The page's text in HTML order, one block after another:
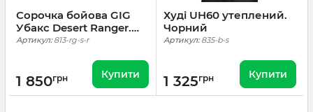
Сорочка бойова GIG
Убакс Desert Ranger.
Ranger Green
Артикул:813-rg-s-r
1 850грн Купити
Худі UH60 утеплений.
Чорний
Артикул:835-b-s
1 325грн Купити